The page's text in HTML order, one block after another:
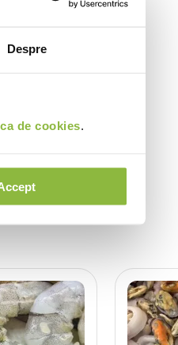
Despre
de cookies.